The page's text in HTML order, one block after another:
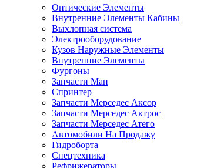
Оптические Элементы
Внутренние Элементы Кабины
Выхлопная система
Электрооборудование
Кузов Наружные Элементы
Внутренние Элементы
Фургоны
Запчасти Ман
Спринтер
Запчасти Мерседес Аксор
Запчасти Мерседес Актрос
Запчасти Мерседес Атего
Автомобили На Продажу
Гидроборта
Спецтехника
Рефрижераторы